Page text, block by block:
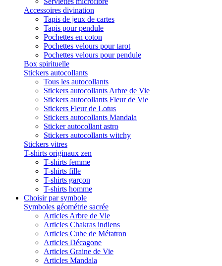
Accessoires divination
Tapis de jeux de cartes
Tapis pour pendule
Pochettes en coton
Pochettes velours pour tarot
Pochettes velours pour pendule
Box spirituelle
Stickers autocollants
Tous les autocollants
Stickers autocollants Arbre de Vie
Stickers autocollants Fleur de Vie
Stickers Fleur de Lotus
Stickers autocollants Mandala
Sticker autocollant astro
Stickers autocollants witchy
Stickers vitres
T-shirts originaux zen
T-shirts femme
T-shirts fille
T-shirts garçon
T-shirts homme
Choisir par symbole
Symboles géométrie sacrée
Articles Arbre de Vie
Articles Chakras indiens
Articles Cube de Métatron
Articles Décagone
Articles Graine de Vie
Articles Mandala